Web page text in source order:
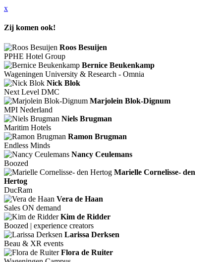
x
Zij komen ook!
Roos Besuijen
PPHE Hotel Group
Bernice Beukenkamp
Wageningen University & Research - Omnia
Nick Blok
Next Level DMC
Marjolein Blok-Dignum
MPI Nederland
Niels Brugman
Maritim Hotels
Ramon Brugman
Endless Minds
Nancy Ceulemans
Boozed
Marielle Cornelisse- den
Hertog
DucRam
Vera de Haan
Sales ON demand
Kim de Ridder
Boozed | experience creators
Larissa Derksen
Beau & XR events
Flora de Ruiter